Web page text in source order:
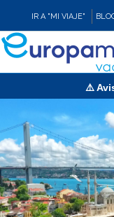
IR A "MI VIAJE"
⚠️ Aviso: El